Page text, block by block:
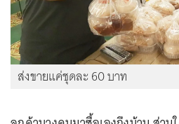
ส่งขายแค่ชุดละ 60 บาท